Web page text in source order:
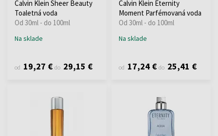
Calvin Klein Sheer Beauty
Toaletná voda
Od 30ml - do 100ml
Na sklade
od 19,27 € do 29,15 €
Calvin Klein Eternity
Moment Parfémovaná voda
Od 30ml - do 100ml
Na sklade
od 17,24 € do 25,41 €